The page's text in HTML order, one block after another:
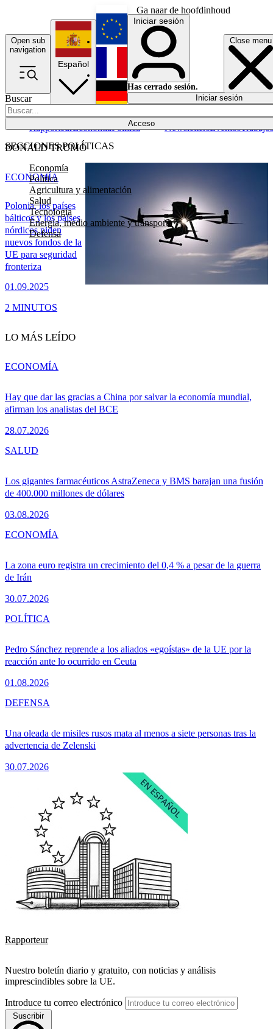
Ga naar de hoofdinhoud
Open sub
navigation
Close menu
Buscar
Acceso
SECCIONES POLÍTICAS
Economía
Política
Agricultura y alimentación
Salud
Tecnología
Energía, medio ambiente y transporte
Defensa
RapporteurEconomíaPolítica NewslettersEventosTrabajos
Español
English
Français
Iniciar sesión
Has cerrado sesión.
Iniciar sesión
DONALD TRUMO
Polonia, los países
bálticos y los países
nórdicos piden
nuevos fondos de la
UE para seguridad
fronteriza
01.09.2025
ECONOMÍA
2 MINUTOS
LO MÁS LEÍDO
Hay que dar las gracias a China por salvar la economía mundial,
afirman los analistas del BCE
28.07.2026
ECONOMÍA
Los gigantes farmacéuticos AstraZeneca y BMS barajan una fusión
de 400.000 millones de dólares
03.08.2026
SALUD
La zona euro registra un crecimiento del 0,4 % a pesar de la guerra
de Irán
30.07.2026
ECONOMÍA
Pedro Sánchez reprende a los aliados «egoístas» de la UE por la
reacción ante lo ocurrido en Ceuta
01.08.2026
POLÍTICA
Una oleada de misiles rusos mata al menos a siete personas tras la
advertencia de Zelenski
30.07.2026
DEFENSA
Rapporteur
Nuestro boletín diario y gratuito, con noticias y análisis
imprescindibles sobre la UE.
Introduce tu correo electrónico
Suscribir